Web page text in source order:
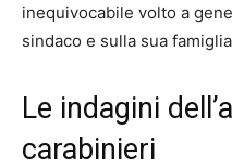
inequivocabile volto a
sindaco e sulla sua
Le indagini
carabinieri